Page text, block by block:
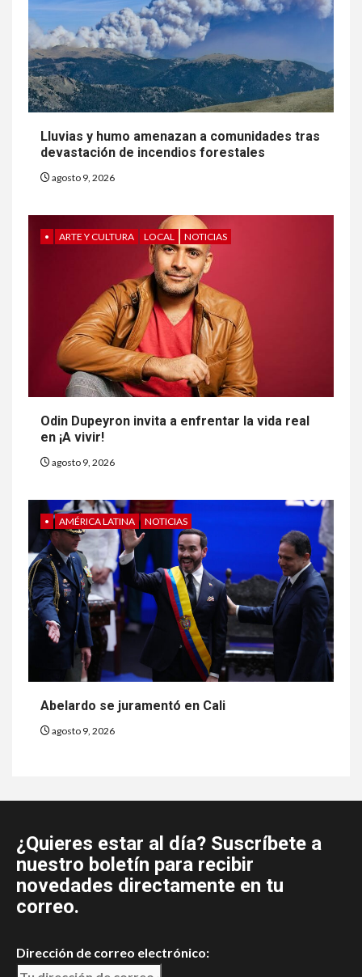
Lluvias y humo amenazan a comunidades tras
devastación de incendios forestales
agosto 9, 2026
• ARTE Y CULTURA LOCAL NOTICIAS
Odin Dupeyron invita a enfrentar la vida real
en ¡A vivir!
agosto 9, 2026
• AMÉRICA LATINA NOTICIAS
Abelardo se juramentó en Cali
agosto 9, 2026
¿Quieres estar al día? Suscríbete a
nuestro boletín para recibir
novedades directamente en tu
correo.
Dirección de correo electrónico: